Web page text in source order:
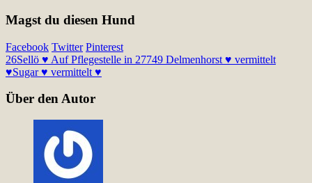
Magst du diesen Hund
Facebook Twitter Pinterest
26Sellö ♥ Auf Pflegestelle in 27749 Delmenhorst ♥ vermittelt
♥Sugar ♥ vermittelt ♥
Über den Autor